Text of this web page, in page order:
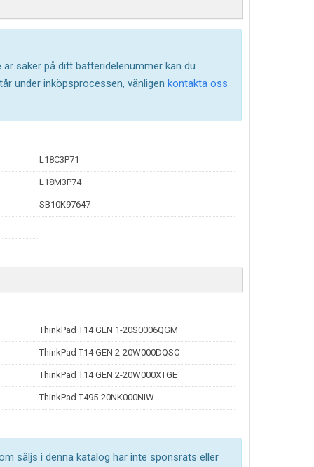
säker på ditt batteridelenummer kan du
under inköpsprocessen, vänligen kontakta oss
L18C3P71
L18M3P74
SB10K97647
ThinkPad T14 GEN 1-20S0006QGM
ThinkPad T14 GEN 2-20W000DQSC
ThinkPad T14 GEN 2-20W000XTGE
ThinkPad T495-20NK000NIW
säljs i denna katalog har inte sponsrats eller